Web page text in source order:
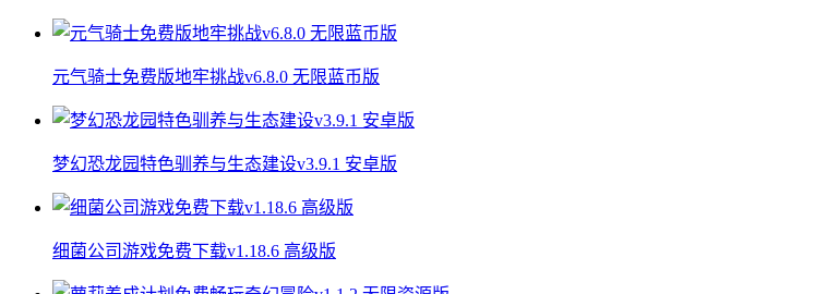
元气骑士免费版地牢挑战v6.8.0 无限蓝币版
梦幻恐龙园特色驯养与生态建设v3.9.1 安卓版
细菌公司游戏免费下载v1.18.6 高级版